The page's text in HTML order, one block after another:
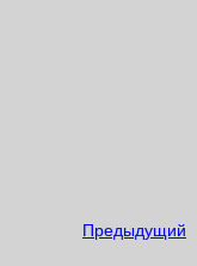
Предыдущий